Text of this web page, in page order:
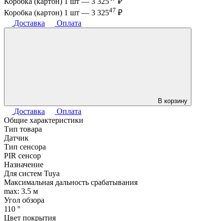
Коробка (картон) 1 шт — 3 32547 ₽
Доставка
Оплата
В корзину
Доставка
Оплата
Общие характеристики
Тип товара
Датчик
Тип сенсора
PIR сенсор
Назначение
Для систем Tuya
Максимальная дальность срабатывания
max: 3.5 м
Угол обзора
110 °
Цвет покрытия